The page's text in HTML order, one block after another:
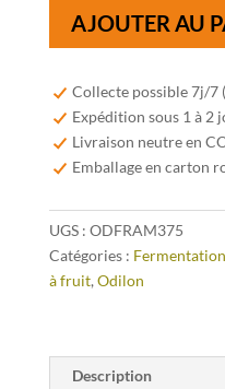
Framboise
37,5cl
AJOUTER AU
Collecte possible 7j/7
Expédition sous 1 à 2
Livraison neutre en
Emballage en carton
UGS : ODFRAM375
Catégories :
à fruit, Odilon
Description